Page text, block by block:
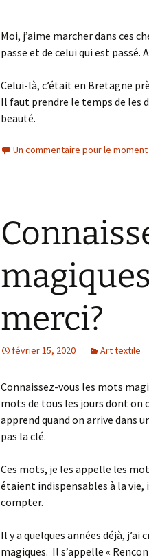
Moi, j’aime marcher dans ces
passe et de celui qui est passé.
Celui-là, c’était en Bretagne
Il faut prendre le temps de les
beauté.
Un commentaire pour le moment
merci?
février 15, 2020 Art textile
Connaissez-vous les mots
mots de tous les jours dont on
apprend quand on arrive dans
pas la clé.
Ces mots, je les appelle les
étaient indispensables à la
compter.
Il y a quelques années déjà,
magiques. Il s’appelle «